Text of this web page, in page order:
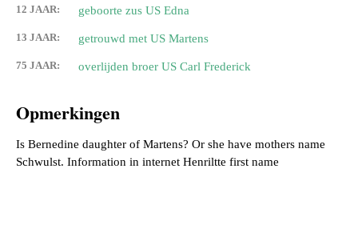
12 JAAR: geboorte zus US Edna
13 JAAR: getrouwd met US Martens
75 JAAR: overlijden broer US Carl Frederick
Opmerkingen
Is Bernedine daughter of Martens? Or she have mothers name